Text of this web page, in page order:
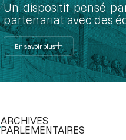
Un dispositif pensé
partenariat avec des
En savoir plus
ARCHIVES
PARLEMENTAIRES